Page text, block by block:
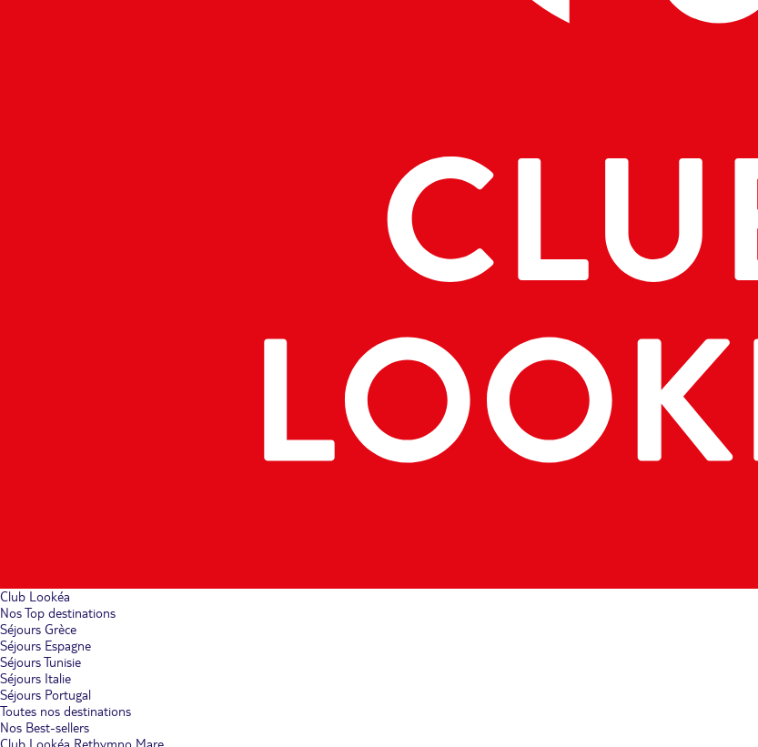
Club Lookéa
Nos Top destinations
Séjours Grèce
Séjours Espagne
Séjours Tunisie
Séjours Italie
Séjours Portugal
Toutes nos destinations
Nos Best-sellers